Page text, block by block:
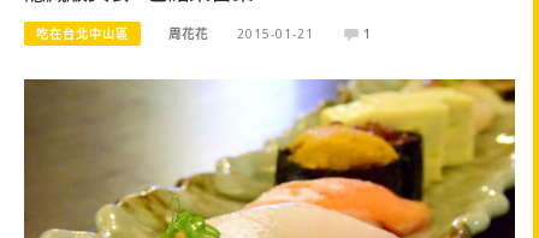
吃在台北中山區 周花花 2015-01-21 1